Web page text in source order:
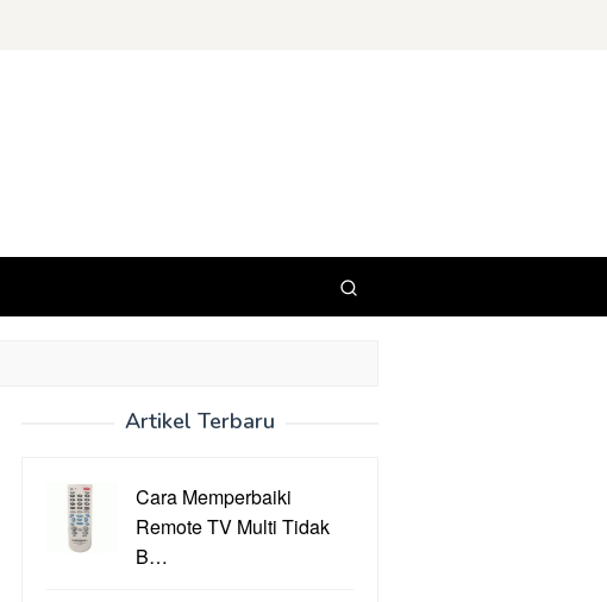
Artikel Terbaru
Cara Memperbaiki
Remote TV Multi Tidak
B…